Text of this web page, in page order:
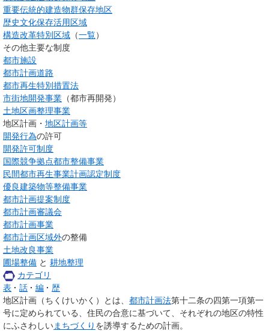
重要伝統的建造物群保存地区
歴史文化保存活用区域
構造改革特別区域 （一覧）
その他主要な制度
都市施設
都市計画道路
都市再生特別措置法
市街地開発事業 （都市再開発）
土地区画整理事業
地区計画 ・ 地区計画等
開発行為の許可
開発許可制度
国際競争拠点都市整備事業
民間都市再生事業計画認定制度
優良建築物等整備事業
都市計画提案制度
都市計画審議会
都市計画事業
都市計画区域外の整備
土地改良事業
圃場整備 と 耕地整理
カテゴリ
表
話 編
歴
地区計画 （ちくけいかく）とは、 都市計画法第十二条の四第一項第一
号に定められている、住民の合意に基づいて、それぞれの地区の特性
にふさわしいまちづくり を誘導するための計画。